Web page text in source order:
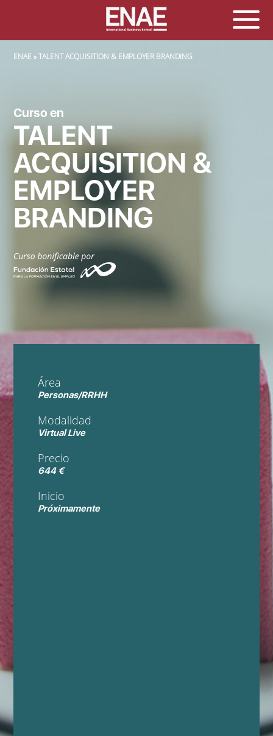
SOBRESCRIBIR ENLACES DE AYUDA A LA NAVEGACIÓN
ENAE TALENT ACQUISITION & EMPLOYER BRANDING
Curso en
TALENT
ACQUISITION &
EMPLOYER
BRANDING
Área
Personas/RRHH
Modalidad
Virtual Live
Precio
644 €
Inicio
Próximamente